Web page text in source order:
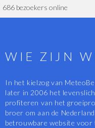
686 bezoekers online
WIE ZIJN
In het kielzog van
later in 2006 het
profiteren van het
broer om aan de
betrouwbare website voor